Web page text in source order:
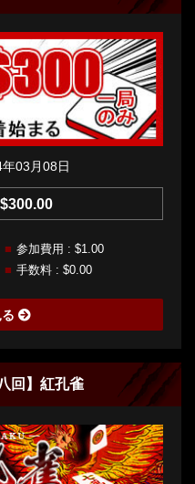
03月08日
参加費用 : $1.00
手数料 : $0.00
回】紅孔雀